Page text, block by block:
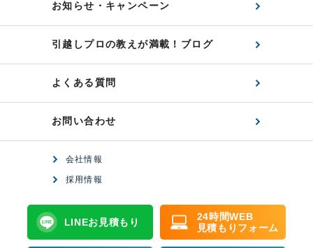
お知らせ・キャンペーン
引越しプロの教えが満載！ブログ
よくある質問
お問い合わせ
会社情報
採用情報
LINEお見積もり
24時間WEB
見積もりフォーム